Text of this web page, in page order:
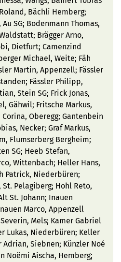
Bächli Hemberg;
SG; Bodenmann Thomas,
Brägger Arno,
Dietfurt; Camenzind
Michael, Weite; Fäh
Martin, Appenzell; Fässler
Fässler Philipp,
Stein SG; Frick Jonas,
Gähwil; Fritsche Markus,
Oberegg; Gantenbein
Necker; Graf Markus,
Flumserberg Bergheim;
SG; Heeb Stefan,
Wittenbach; Heller Hans,
Patrick, Niederbüren;
Pelagiberg; Hohl Reto,
St. Johann; Inauen
Marco, Appenzell
Mels; Kamer Gabriel
Lukas, Niederbüren; Keller
Adrian, Siebnen; Künzler Noé
Noëmi Aischa, Hemberg;